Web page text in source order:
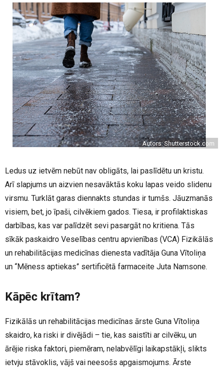
Autors: Shutterstock.com
Ledus uz ietvēm nebūt nav obligāts, lai paslīdētu un kristu.
Arī slapjums un aizvien nesavāktās koku lapas veido slidenu
virsmu. Turklāt garas diennakts stundas ir tumšs. Jāuzmanās
visiem, bet, jo īpaši, cilvēkiem gados. Tiesa, ir profilaktiskas
darbības, kas var palīdzēt sevi pasargāt no kritiena. Tās
sīkāk paskaidro Veselības centru apvienības (VCA) Fizikālās
un rehabilitācijas medicīnas dienesta vadītāja Guna Vītoliņa
un “Mēness aptiekas” sertificētā farmaceite Juta Namsone.
Kāpēc krītam?
Fizikālās un rehabilitācijas medicīnas ārste Guna Vītoliņa
skaidro, ka riski ir divējādi – tie, kas saistīti ar cilvēku, un
ārējie riska faktori, piemēram, nelabvēlīgi laikapstākļi, slikts
ietvju stāvoklis, vājš vai neesošs apgaismojums. Ārste